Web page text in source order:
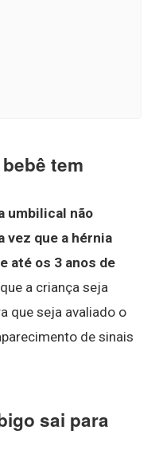
tem
umbilical não
vez que a hérnia
até os 3 anos de
a criança seja
que seja avaliado o
de sinais
sai para